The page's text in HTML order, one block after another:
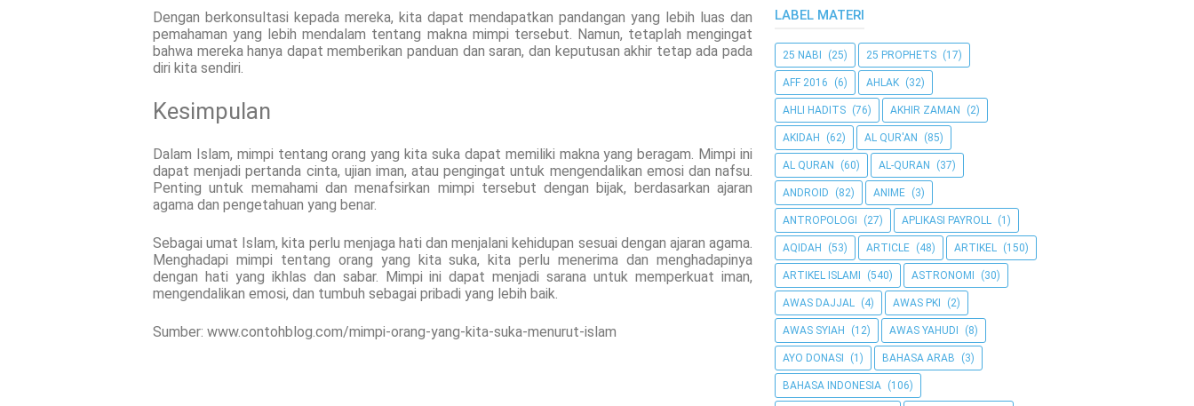
Dengan berkonsultasi kepada mereka, kita dapat mendapatkan pandangan yang lebih luas dan
pemahaman yang lebih mendalam tentang makna mimpi tersebut. Namun, tetaplah mengingat
bahwa mereka hanya dapat memberikan panduan dan saran, dan keputusan akhir tetap ada pada
diri kita sendiri.
Kesimpulan
Dalam Islam, mimpi tentang orang yang kita suka dapat memiliki makna yang beragam. Mimpi ini
dapat menjadi pertanda cinta, ujian iman, atau pengingat untuk mengendalikan emosi dan nafsu.
Penting untuk memahami dan menafsirkan mimpi tersebut dengan bijak, berdasarkan ajaran
agama dan pengetahuan yang benar.
Sebagai umat Islam, kita perlu menjaga hati dan menjalani kehidupan sesuai dengan ajaran agama.
Menghadapi mimpi tentang orang yang kita suka, kita perlu menerima dan menghadapinya
dengan hati yang ikhlas dan sabar. Mimpi ini dapat menjadi sarana untuk memperkuat iman,
mengendalikan emosi, dan tumbuh sebagai pribadi yang lebih baik.
Sumber: www.contohblog.com/mimpi-orang-yang-kita-suka-menurut-islam
LABEL MATERI
25 NABI (25) 25 PROPHETS (17)
AFF 2016 (6) AHLAK (32)
AHLI HADITS (76) AKHIR ZAMAN (2)
AKIDAH (62) AL QUR'AN (85)
AL QURAN (60) AL-QURAN (37)
ANDROID (82) ANIME (3)
ANTROPOLOGI (27) APLIKASI PAYROLL (1)
AQIDAH (53) ARTICLE (48) ARTIKEL (150)
ARTIKEL ISLAMI (540) ASTRONOMI (30)
AWAS DAJJAL (4) AWAS PKI (2)
AWAS SYIAH (12) AWAS YAHUDI (8)
AYO DONASI (1) BAHASA ARAB (3)
BAHASA INDONESIA (106)